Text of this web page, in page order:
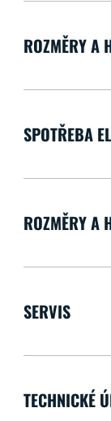
ROZMĚRY A
SPOTŘEBA
ROZMĚRY A
SERVIS
TECHNICKÉ